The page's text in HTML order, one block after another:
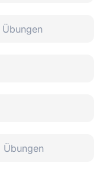
Übungen
Übungen